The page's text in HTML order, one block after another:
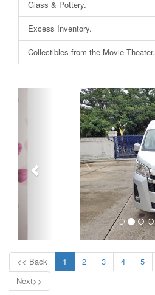
Glass & Pottery.
Excess Inventory.
Collectibles from the Movie Theater.
<< Back 1 2 3 4 5
Next>>